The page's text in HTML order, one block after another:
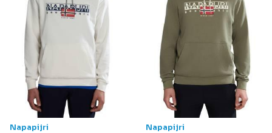
Napapijri
Napapijri